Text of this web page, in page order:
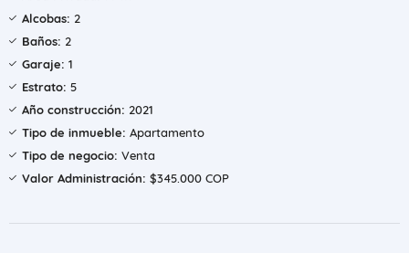
Alcobas: 2
Baños: 2
Garaje: 1
Estrato: 5
Año construcción: 2021
Tipo de inmueble: Apartamento
Tipo de negocio: Venta
Valor Administración: $345.000 COP